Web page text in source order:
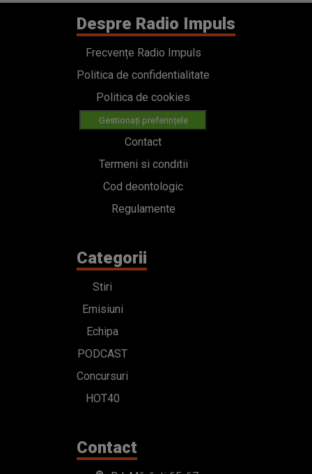
Despre Radio Impuls
Frecvențe Radio Impuls
Politica de confidentialitate
Politica de cookies
Gestionați preferințele
Contact
Termeni si conditii
Cod deontologic
Regulamente
Categorii
Stiri
Emisiuni
Echipa
PODCAST
Concursuri
HOT40
Contact